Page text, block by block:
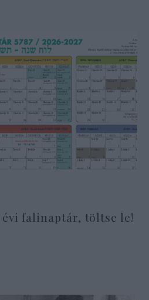
évi falinaptár, töltse le!